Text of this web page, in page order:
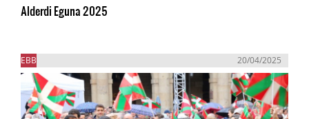
Alderdi Eguna 2025
EBB 20/04/2025